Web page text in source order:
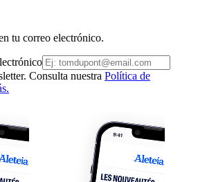
tu correo electrónico.
Consulta nuestra Política de